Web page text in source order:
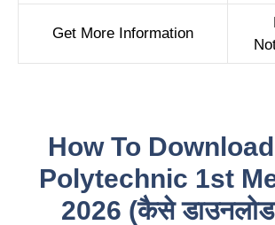
Get More Information
How To
Polytechnic 1st
2026 (कैसे